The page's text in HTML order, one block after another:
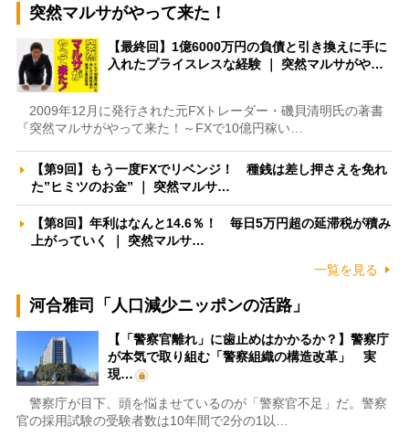
突然マルサがやって来た！
【最終回】1億6000万円の負債と引き換えに手に
入れたプライスレスな経験 ｜ 突然マルサがや…
2009年12月に発行された元FXトレーダー・磯貝清明氏の著書
『突然マルサがやって来た！～FXで10億円稼い…
【第9回】もう一度FXでリベンジ！ 種銭は差し押さえを免れ
た”ヒミツのお金” ｜ 突然マルサ…
【第8回】年利はなんと14.6％！ 毎日5万円超の延滞税が積み
上がっていく ｜ 突然マルサ…
一覧を見る
河合雅司「人口減少ニッポンの活路」
【「警察官離れ」に歯止めはかかるか？】警察庁
が本気で取り組む「警察組織の構造改革」 実
現…
警察庁が目下、頭を悩ませているのが「警察官不足」だ。警察
官の採用試験の受験者数は10年間で2分の1以…